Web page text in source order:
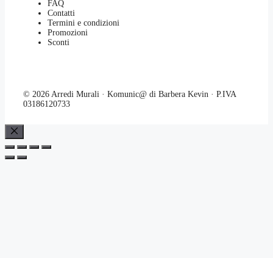
FAQ
Contatti
Termini e condizioni
Promozioni
Sconti
© 2026 Arredi Murali · Komunic@ di Barbera Kevin · P.IVA
03186120733
Chiudi